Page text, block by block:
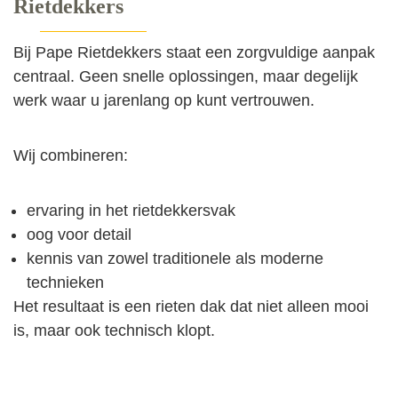
Rietdekkers
Bij Pape Rietdekkers staat een zorgvuldige aanpak
centraal. Geen snelle oplossingen, maar degelijk
werk waar u jarenlang op kunt vertrouwen.
Wij combineren:
ervaring in het rietdekkersvak
oog voor detail
kennis van zowel traditionele als moderne
technieken
Het resultaat is een rieten dak dat niet alleen mooi
is, maar ook technisch klopt.